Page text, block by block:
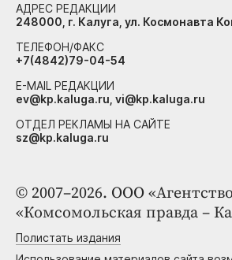
© 2007–2026. ООО «Агентство
«Комсомольская правда –
Полистать издания
АДРЕС РЕДАКЦИИ
248000, г. Калуга, ул. Космонавта
ТЕЛЕФОН/ФАКС
+7(4842)79-04-54
E-MAIL РЕДАКЦИИ
ev@kp.kaluga.ru, vi@kp.kaluga.ru
ОТДЕЛ РЕКЛАМЫ НА САЙТЕ
sz@kp.kaluga.ru